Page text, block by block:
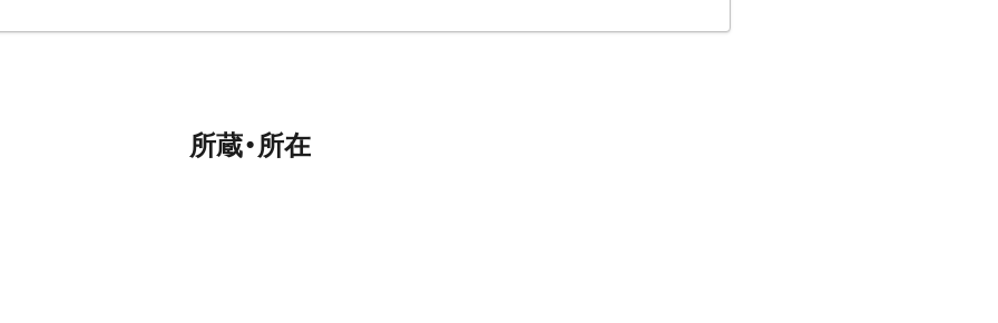
所蔵・所在